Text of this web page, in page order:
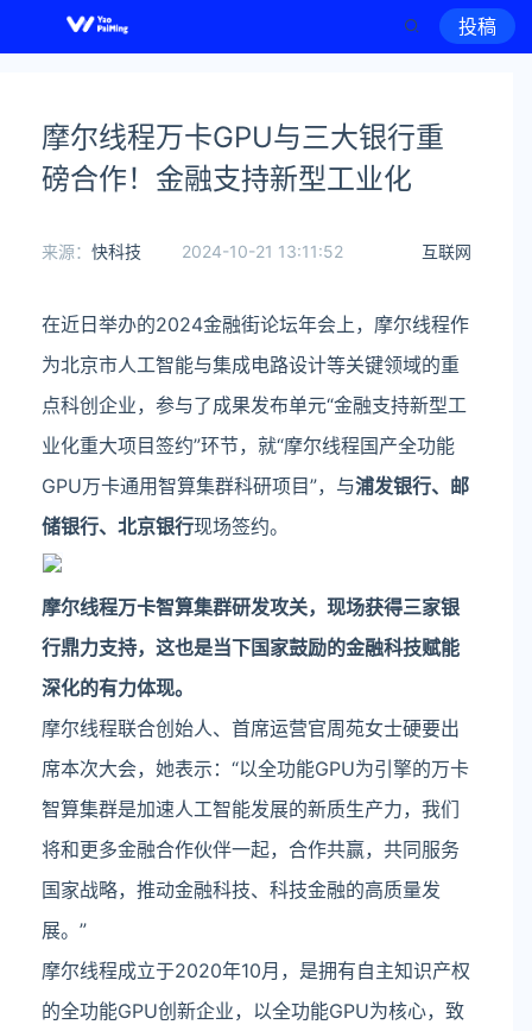
投稿
摩尔线程万卡GPU与三大银行重
磅合作！金融支持新型工业化
互联网
来源： 快科技 2024-10-21 13:11:52
在近日举办的2024金融街论坛年会上，摩尔线程作
为北京市人工智能与集成电路设计等关键领域的重
点科创企业，参与了成果发布单元“金融支持新型工
业化重大项目签约”环节，就“摩尔线程国产全功能
GPU万卡通用智算集群科研项目”，与浦发银行、邮
储银行、北京银行现场签约。
摩尔线程万卡智算集群研发攻关，现场获得三家银
行鼎力支持，这也是当下国家鼓励的金融科技赋能
深化的有力体现。
摩尔线程联合创始人、首席运营官周苑女士硬要出
席本次大会，她表示：“以全功能GPU为引擎的万卡
智算集群是加速人工智能发展的新质生产力，我们
将和更多金融合作伙伴一起，合作共赢，共同服务
国家战略，推动金融科技、科技金融的高质量发
展。”
摩尔线程成立于2020年10月，是拥有自主知识产权
的全功能GPU创新企业，以全功能GPU为核心，致